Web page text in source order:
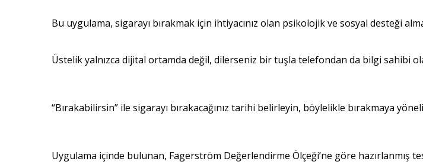
Bu uygulama, sigarayı bırakmak için ihtiyacınız olan psikolojik ve sosyal desteği
Üstelik yalnızca dijital ortamda değil, dilerseniz bir tuşla telefondan da bilgi sahibi
“Bırakabilirsin” ile sigarayı bırakacağınız tarihi belirleyin, böylelikle bırakmaya
Uygulama içinde bulunan, Fagerström Değerlendirme Ölçeği’ne göre hazırlanmış